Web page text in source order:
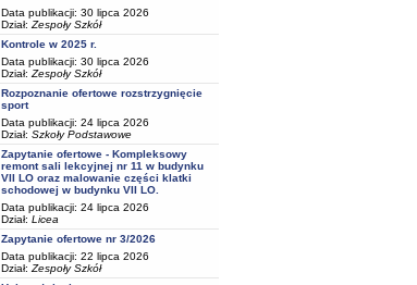
Data publikacji: 30 lipca 2026
Dział: Zespoły Szkół
Kontrole w 2025 r.
Data publikacji: 30 lipca 2026
Dział: Zespoły Szkół
Rozpoznanie ofertowe rozstrzygnięcie
sport
Data publikacji: 24 lipca 2026
Dział: Szkoły Podstawowe
Zapytanie ofertowe - Kompleksowy
remont sali lekcyjnej nr 11 w budynku
VII LO oraz malowanie części klatki
schodowej w budynku VII LO.
Data publikacji: 24 lipca 2026
Dział: Licea
Zapytanie ofertowe nr 3/2026
Data publikacji: 22 lipca 2026
Dział: Zespoły Szkół